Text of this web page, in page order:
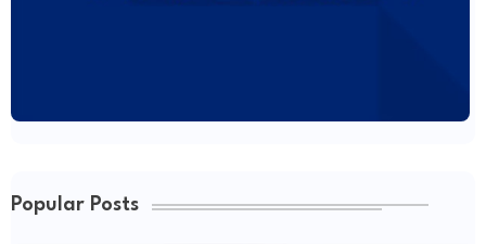
Popular Posts